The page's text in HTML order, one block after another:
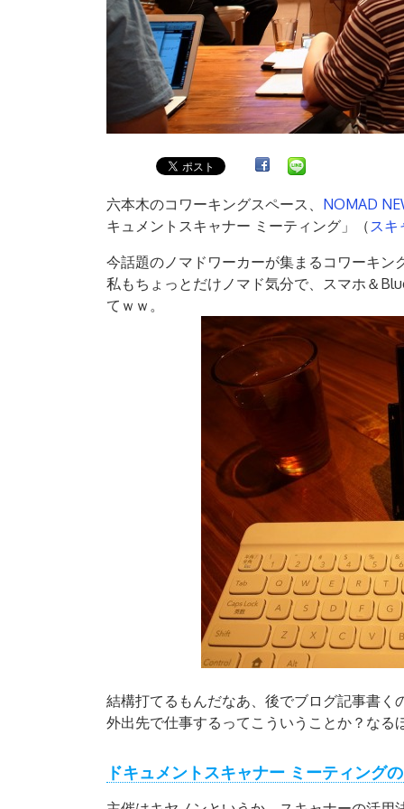
六本木のコワーキングスペース、 NOMAD
キュメントスキャナー ミーティング」（スキ
今話題のノマドワーカーが集まるコワーキン
私もちょっとだけノマド気分で、スマホ＆
てｗｗ。
結構打てるもんだなあ、後でブログ記事書く
外出先で仕事するってこういうことか？なる
ドキュメントスキャナー ミーティング